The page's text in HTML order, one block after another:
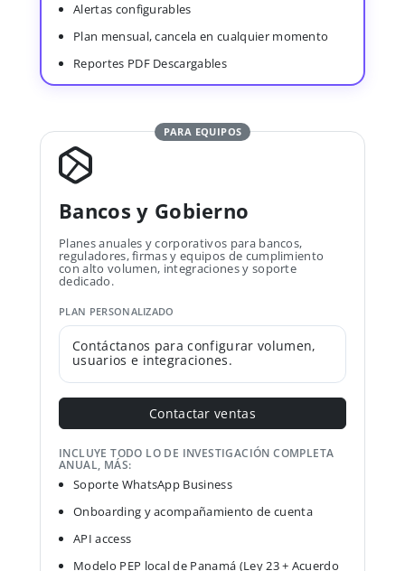
Alertas configurables
Plan mensual, cancela en cualquier momento
Reportes PDF Descargables
PARA EQUIPOS
Bancos y Gobierno
Planes anuales y corporativos para bancos,
reguladores, firmas y equipos de cumplimiento
con alto volumen, integraciones y soporte
dedicado.
PLAN PERSONALIZADO
Contáctanos para configurar volumen,
usuarios e integraciones.
Contactar ventas
INCLUYE TODO LO DE INVESTIGACIÓN COMPLETA
ANUAL, MÁS:
Soporte WhatsApp Business
Onboarding y acompañamiento de cuenta
API access
Modelo PEP local de Panamá (Ley 23 + Acuerdo